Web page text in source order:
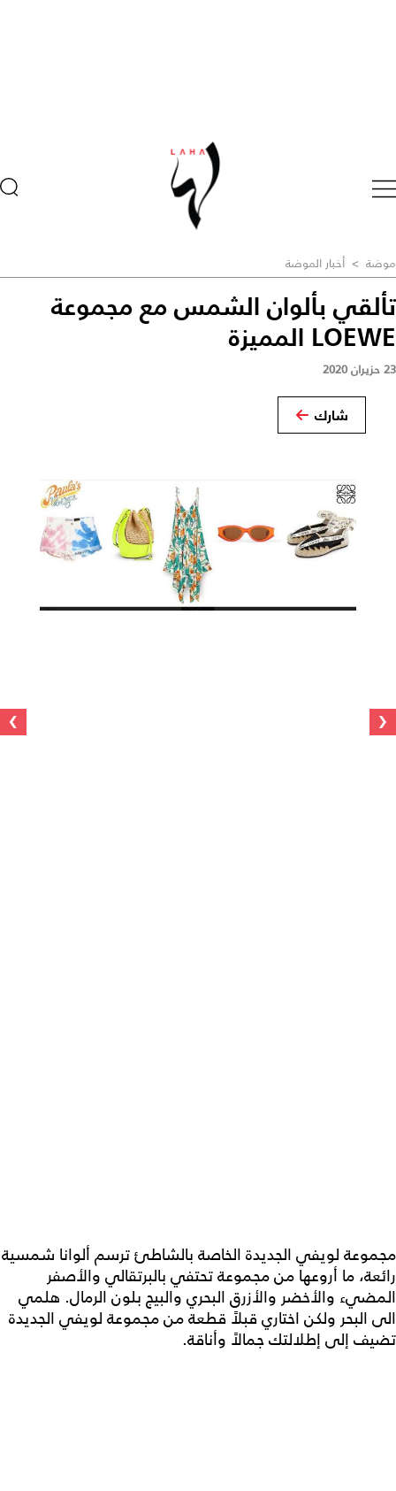
موضة > أخبار الموضة
تألقي بألوان الشمس مع مجموعة
LOEWE المميزة
23 حزيران 2020
شارك
‹
›
مجموعة لويفي الجديدة الخاصة بالشاطئ ترسم ألوانا شمسية
رائعة، ما أروعها من مجموعة تحتفي بالبرتقالي والأصفر
المضيء والأخضر والأزرق البحري والبيج بلون الرمال. هلمي
الى البحر ولكن اختاري قبلاً قطعة من مجموعة لويفي الجديدة
تضيف إلى إطلالتك جمالاً وأناقة.